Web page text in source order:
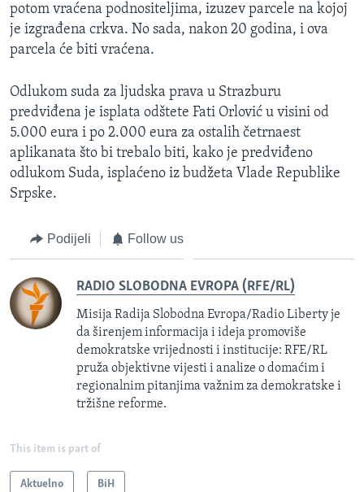
potom vraćena podnositeljima, izuzev parcele na kojoj
je izgrađena crkva. No sada, nakon 20 godina, i ova
parcela će biti vraćena.
Odlukom suda za ljudska prava u Strazburu
predviđena je isplata odštete Fati Orlović u visini od
5.000 eura i po 2.000 eura za ostalih četrnaest
aplikanata što bi trebalo biti, kako je predviđeno
odlukom Suda, isplaćeno iz budžeta Vlade Republike
Srpske.
Podijeli Follow us
RADIO SLOBODNA EVROPA (RFE/RL)
Misija Radija Slobodna Evropa/Radio Liberty je
da širenjem informacija i ideja promoviše
demokratske vrijednosti i institucije: RFE/RL
pruža objektivne vijesti i analize o domaćim i
regionalnim pitanjima važnim za demokratske i
tržišne reforme.
This item is part of
Aktuelno BiH